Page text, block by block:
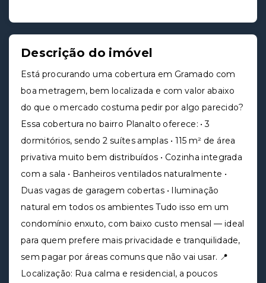
Descrição do imóvel
Está procurando uma cobertura em Gramado com
boa metragem, bem localizada e com valor abaixo
do que o mercado costuma pedir por algo parecido?
Essa cobertura no bairro Planalto oferece: • 3
dormitórios, sendo 2 suítes amplas • 115 m² de área
privativa muito bem distribuídos • Cozinha integrada
com a sala • Banheiros ventilados naturalmente •
Duas vagas de garagem cobertas • Iluminação
natural em todos os ambientes Tudo isso em um
condomínio enxuto, com baixo custo mensal — ideal
para quem prefere mais privacidade e tranquilidade,
sem pagar por áreas comuns que não vai usar. 📍
Localização: Rua calma e residencial, a poucos